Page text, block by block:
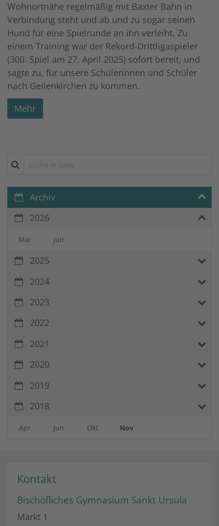
Wohnortnähe regelmäßig mit Baxter Bahn in
Verbindung steht und ab und zu sogar seinen
Hund für eine Spielrunde an ihn verleiht. Zu
einem Training war der Rekord-Drittligaspieler
(300. Spiel am 27. April 2025) sofort bereit, und
sagte zu, für unsere Schülerinnen und Schüler
nach Geilenkirchen zu kommen.
Mehr
Suche in Liste
Archiv
2026
Mai Jun
2025
2024
2023
2022
2021
2020
2019
2018
Apr Jun Okt Nov
Kontakt
Bischöfliches Gymnasium Sankt Ursula
Markt 1